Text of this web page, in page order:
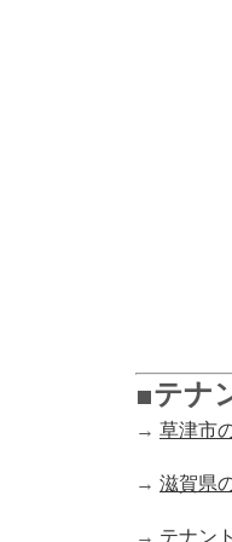
■テナ
→ 草津市
→ 滋賀県
→ テナン